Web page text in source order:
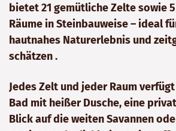
bietet 21 gemütliche Zelte sowie
Räume in Steinbauweise – ideal
hautnahes Naturerlebnis und
schätzen .
Jedes Zelt und jeder Raum
Bad mit heißer Dusche, eine
Blick auf die weiten Savannen